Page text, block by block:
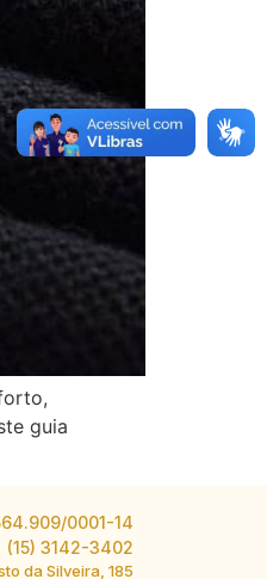
guia
0001-14
(15) 3142-3402
da Silveira, 185